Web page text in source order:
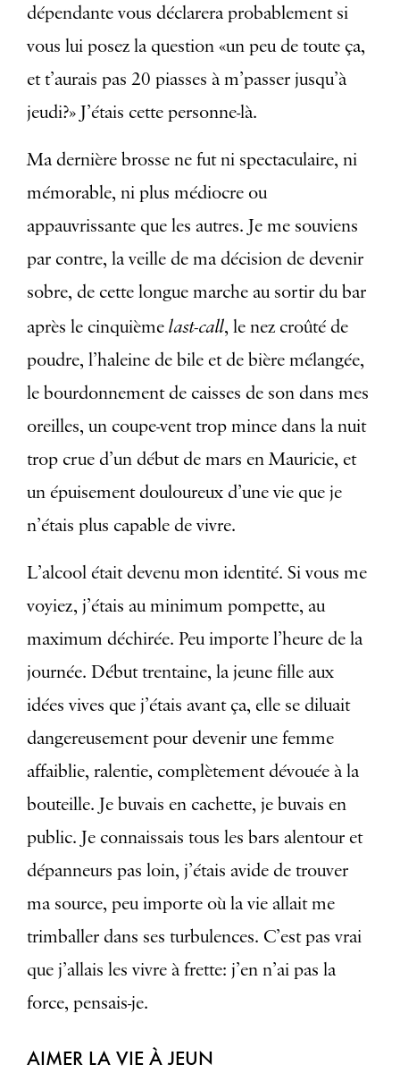
dépendante vous déclarera probablement si
vous lui posez la question «un peu de toute ça,
et t’aurais pas 20 piasses à m’passer jusqu’à
jeudi?» J’étais cette personne-là.
Ma dernière brosse ne fut ni spectaculaire, ni
mémorable, ni plus médiocre ou
appauvrissante que les autres. Je me souviens
par contre, la veille de ma décision de devenir
sobre, de cette longue marche au sortir du bar
après le cinquième last-call, le nez croûté de
poudre, l’haleine de bile et de bière mélangée,
le bourdonnement de caisses de son dans mes
oreilles, un coupe-vent trop mince dans la nuit
trop crue d’un début de mars en Mauricie, et
un épuisement douloureux d’une vie que je
n’étais plus capable de vivre.
L’alcool était devenu mon identité. Si vous me
voyiez, j’étais au minimum pompette, au
maximum déchirée. Peu importe l’heure de la
journée. Début trentaine, la jeune fille aux
idées vives que j’étais avant ça, elle se diluait
dangereusement pour devenir une femme
affaiblie, ralentie, complètement dévouée à la
bouteille. Je buvais en cachette, je buvais en
public. Je connaissais tous les bars alentour et
dépanneurs pas loin, j’étais avide de trouver
ma source, peu importe où la vie allait me
trimballer dans ses turbulences. C’est pas vrai
que j’allais les vivre à frette: j’en n’ai pas la
force, pensais-je.
AIMER LA VIE À JEUN